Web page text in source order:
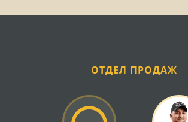
ОТДЕЛ ПРОДАЖ